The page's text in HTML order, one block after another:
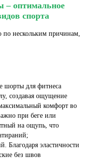
– оптимальное
спорта
по нескольким причинам,
шорты для фитнеса
создавая ощущение
комфорт во
при беге или
на ощупь, что
Благодаря эластичности
без швов